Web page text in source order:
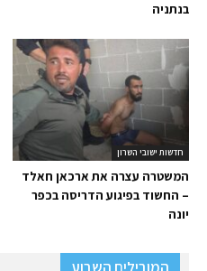
בנתניה
חדשות ישובי השרון
המשטרה עצרה את ארכאן חאלד
– החשוד בפיגוע הדריסה בכפר
יונה